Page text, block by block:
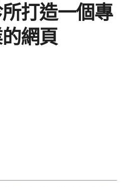
打造一個專
網頁